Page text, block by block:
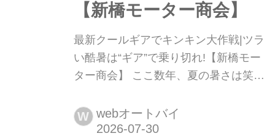
【新橋モーター商会】
最新クールギアでキンキン大作戦|ツラ
い酷暑は“ギア”で乗り切れ!【新橋モー
ター商会】 ここ数年、夏の暑さは笑え
命の危機を感じることも。だからこそ
活用したいのが冷感アイテムだ。電気
W webオートバイ